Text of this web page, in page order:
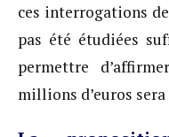
ces interrogations
pas été étudiées
permettre
millions d’euros